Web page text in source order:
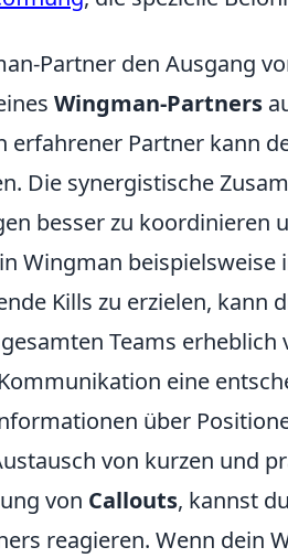
Partner den Ausgang
Wingman-Partners
erfahrener Partner kann
Die synergistische
besser zu koordinieren
Wingman beispielsweise
Kills zu erzielen, kann
Teams erheblich
eine
über
von kurzen und
von Callouts, kannst
reagieren. Wenn dein